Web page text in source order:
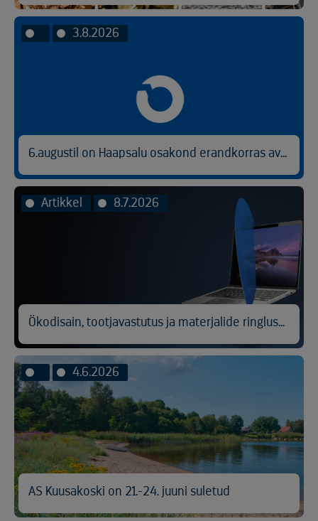
3.8.2026
Artikkel 8.7.2026
Ökodisain, tootjavastutus ja materjalide ringlussevõtt
4.6.2026
AS Kuusakoski on 21.-24. juuni suletud